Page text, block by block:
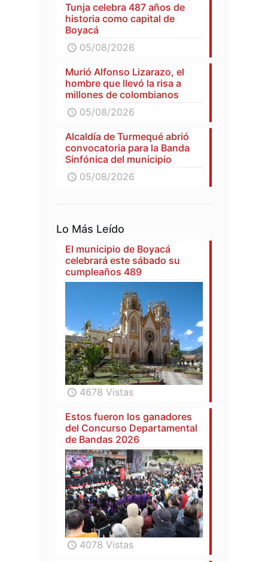
Tunja celebra 487 años de
historia como capital de
Boyacá
05/08/2026
Murió Alfonso Lizarazo, el
hombre que llevó la risa a
millones de colombianos
05/08/2026
Alcaldía de Turmequé abrió
convocatoria para la Banda
Sinfónica del municipio
05/08/2026
Lo Más Leído
El municipio de Boyacá
celebrará este sábado su
cumpleaños 489
4678 Vistas
Estos fueron los ganadores
del Concurso Departamental
de Bandas 2026
4078 Vistas